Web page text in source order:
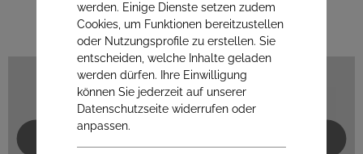
KATEGORIEN
werden. Einige Dienste setzen zudem
Cookies, um Funktionen bereitzustellen
oder Nutzungsprofile zu erstellen. Sie
entscheiden, welche Inhalte geladen
werden dürfen. Ihre Einwilligung
können Sie jederzeit auf unserer
Datenschutzseite widerrufen oder
anpassen.